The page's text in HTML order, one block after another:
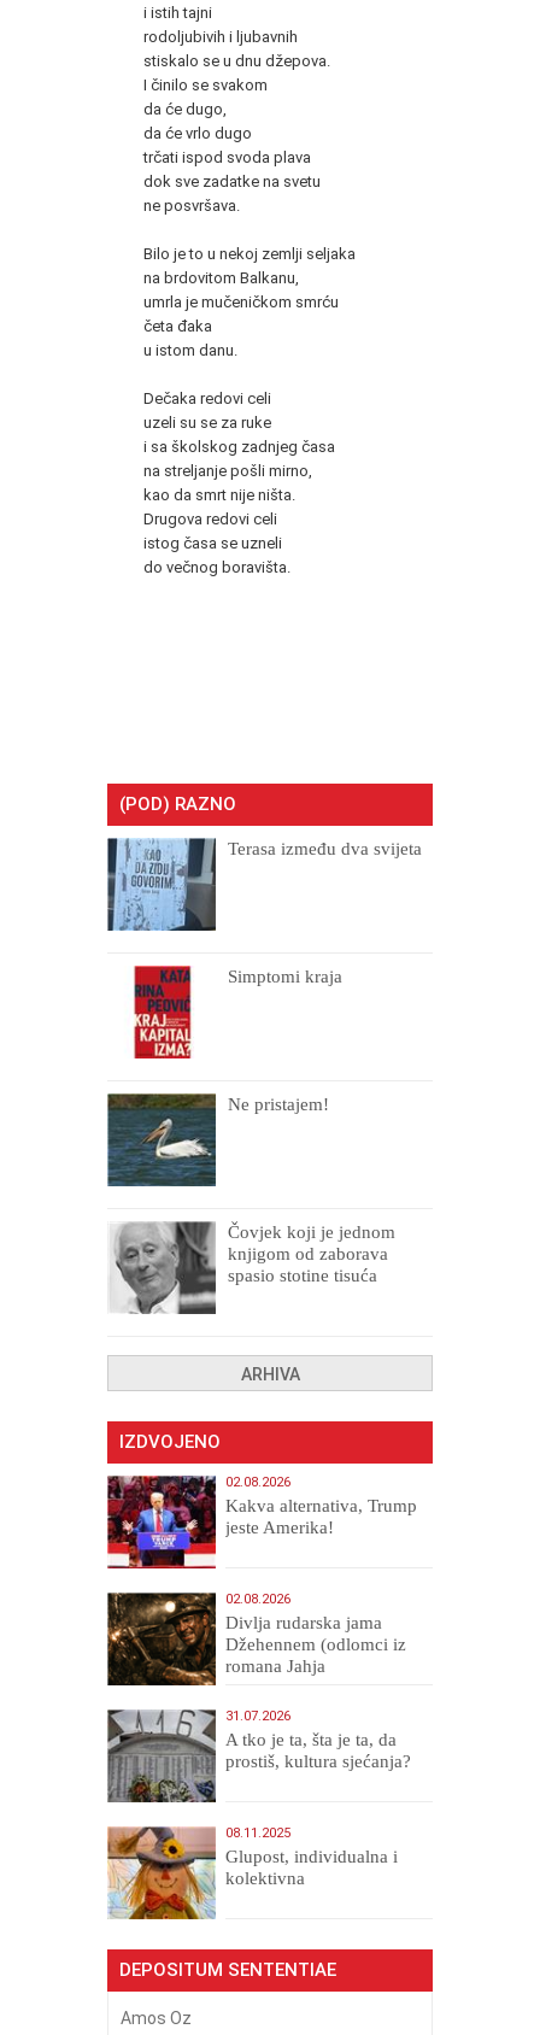
i istih tajni
rodoljubivih i ljubavnih
stiskalo se u dnu džepova.
I činilo se svakom
da će dugo,
da će vrlo dugo
trčati ispod svoda plava
dok sve zadatke na svetu
ne posvršava.
Bilo je to u nekoj zemlji seljaka
na brdovitom Balkanu,
umrla je mučeničkom smrću
četa đaka
u istom danu.
Dečaka redovi celi
uzeli su se za ruke
i sa školskog zadnjeg časa
na streljanje pošli mirno,
kao da smrt nije ništa.
Drugova redovi celi
istog časa se uzneli
do večnog boravišta.
(POD) RAZNO
Terasa između dva svijeta
Simptomi kraja
Ne pristajem!
Čovjek koji je jednom
knjigom od zaborava
spasio stotine tisuća
ARHIVA
IZDVOJENO
02.08.2026
Kakva alternativa, Trump
jeste Amerika!
02.08.2026
Divlja rudarska jama
Džehennem (odlomci iz
romana Jahja
31.07.2026
A tko je ta, šta je ta, da
prostiš, kultura sjećanja?
08.11.2025
Glupost, individualna i
kolektivna
DEPOSITUM SENTENTIAE
Amos Oz